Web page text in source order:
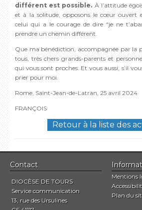
différent est possible. À l’attitude
et à la solitude, opposons le cœur ouvert
celui qui a le courage de dire “je ne
prendre un chemin différent.
Que ma bénédiction, accompagnée par la
tous, très chers grands-parents et
qui vous sont proches. Et vous aussi, s’il
prier pour moi.
Rome, Saint-Jean-de-Latran, 25 avril 2024
FRANÇOIS
Retour à la liste des
Contact
DIOCÈSE DE TOURS
Service communication
13, rue des Ursulines
Mentions
Plan du